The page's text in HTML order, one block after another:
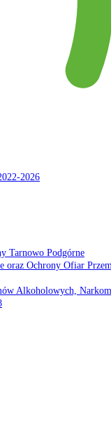
2026
Tarnowo Podgórne
oraz Ochrony Ofiar
Alkoholowych,